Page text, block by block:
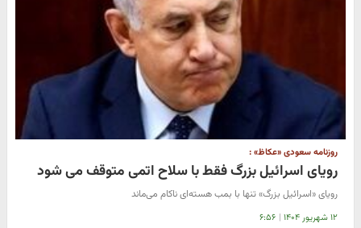
​روزنامه سعودی «عکاظ» :
رویای اسرائیل بزرگ فقط با سلاح اتمی متوقف می شود
رویای «اسرائیل بزرگ» تنها با بمب هسته‌ای ناکام می‌ماند
۱۲ شهریور ۱۴۰۴ | ۶:۵۶